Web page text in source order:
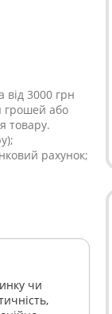
від 3000 грн
грошей або
товару.
рахунок;
чи